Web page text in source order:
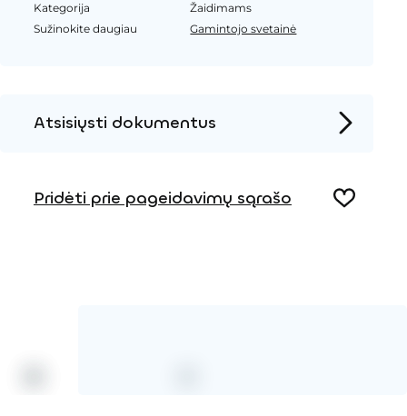
Kategorija
Žaidimams
Sužinokite daugiau
Gamintojo svetainė
Atsisiųsti dokumentus
Pridėti prie pageidavimų sąrašo